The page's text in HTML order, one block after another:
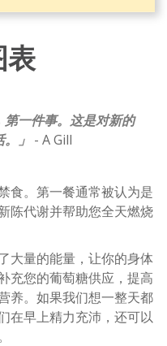
表
第一件事。这是对新的
」 - A Gill
食。第一餐通常被认为是
陈代谢并帮助您全天燃烧
大量的能量，让你的身体
充您的葡萄糖供应，提高
养。如果我们想一整天都
在早上精力充沛，还可以